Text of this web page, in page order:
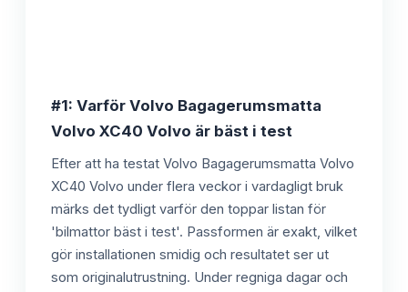
#1: Varför Volvo Bagagerumsmatta
Volvo XC40 Volvo är bäst i test
Efter att ha testat Volvo Bagagerumsmatta Volvo
XC40 Volvo under flera veckor i vardagligt bruk
märks det tydligt varför den toppar listan för
'bilmattor bäst i test'. Passformen är exakt, vilket
gör installationen smidig och resultatet ser ut
som originalutrustning. Under regniga dagar och